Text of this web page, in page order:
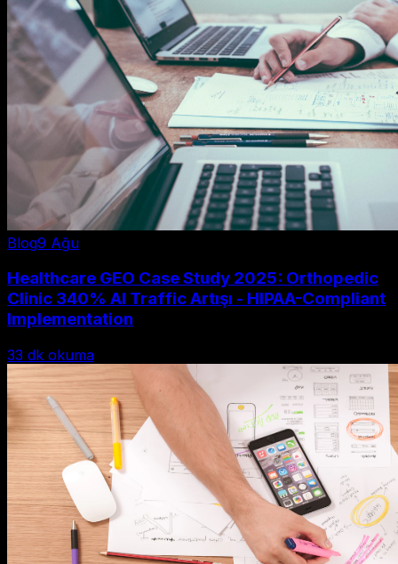
Blog9 Ağu
Healthcare GEO Case Study 2025: Orthopedic
Clinic 340% AI Traffic Artışı - HIPAA-Compliant
Implementation
33 dk okuma